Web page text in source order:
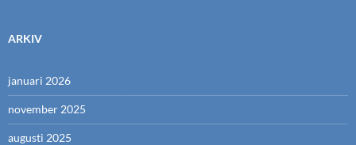
ARKIV
januari 2026
november 2025
augusti 2025